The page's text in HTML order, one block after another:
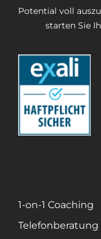
Potential voll
starten Sie
1-on-1 Coaching
Telefonberatung